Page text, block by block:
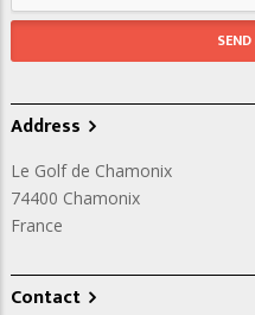
Address
Le Golf de Chamonix
74400 Chamonix
France
Contact